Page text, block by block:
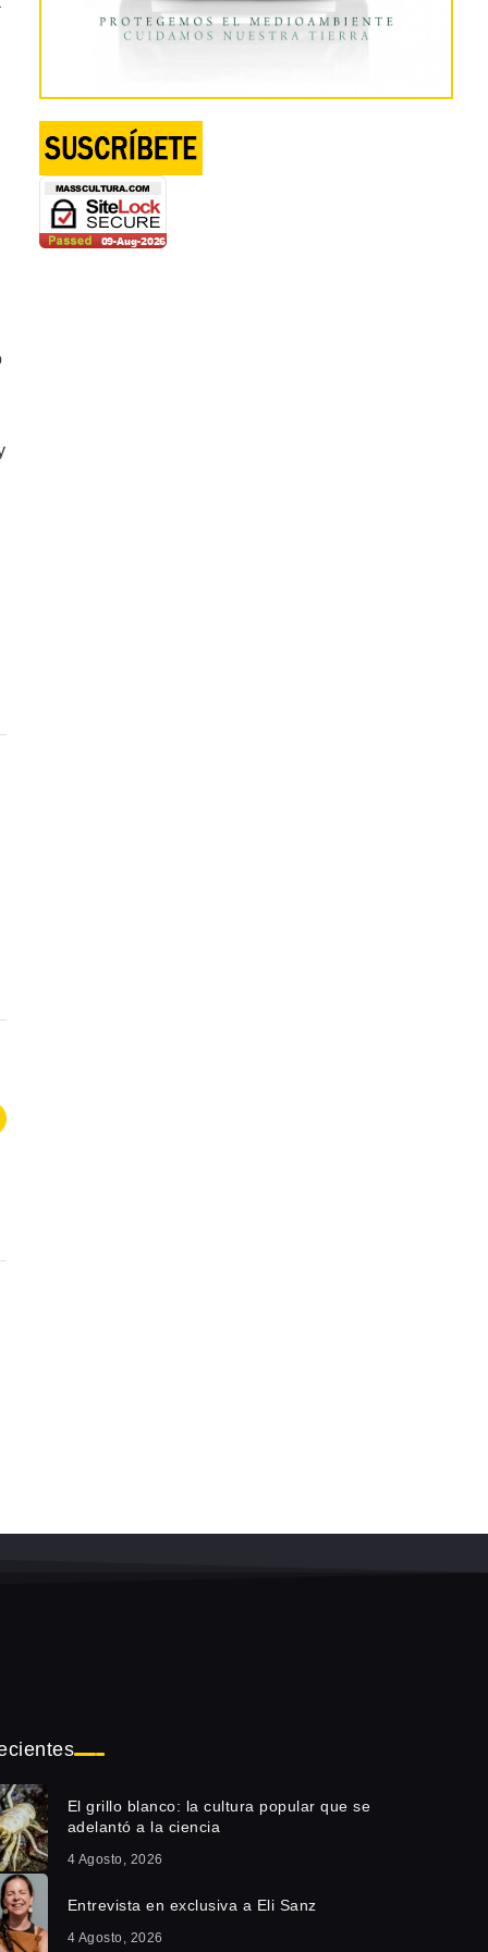
El grillo blanco: la cultura popular que se
adelantó a la ciencia
4 Agosto, 2026
Entrevista en exclusiva a Eli Sanz
4 Agosto, 2026